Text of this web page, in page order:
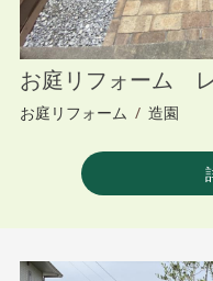
お庭リフォーム
お庭リフォーム / 造園